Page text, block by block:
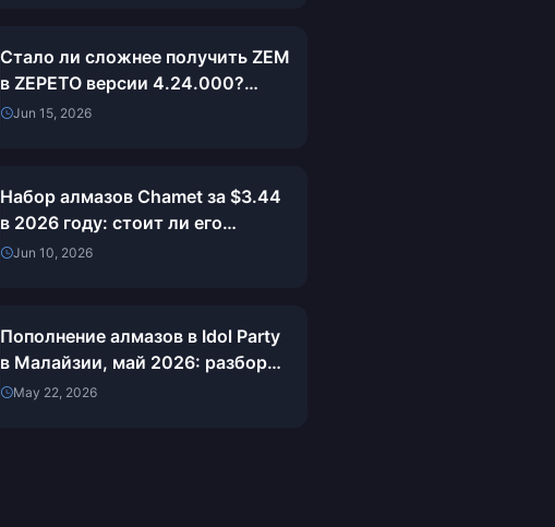
Стало ли сложнее получить ZEM
в ZEPETO версии 4.24.000?
Тестируем бесплатные способы
Jun 15, 2026
Набор алмазов Chamet за $3.44
в 2026 году: стоит ли его
покупать?
Jun 10, 2026
Пополнение алмазов в Idol Party
в Малайзии, май 2026: разбор
набора 60+6 за 4,11 ринггита
May 22, 2026